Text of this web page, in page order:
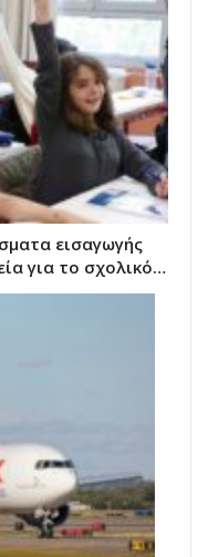
εισαγωγής
για το σχολικό…